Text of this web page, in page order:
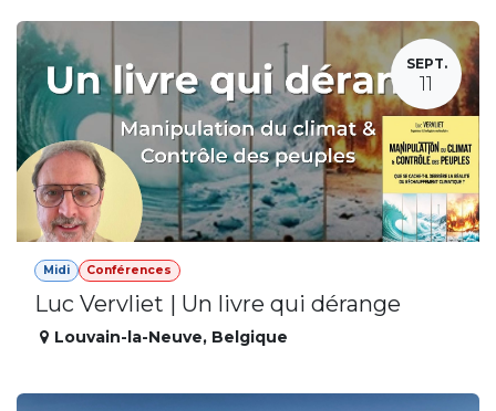
SEPT.
11
Midi Conférences
Luc Vervliet | Un livre qui dérange
Louvain-la-Neuve, Belgique